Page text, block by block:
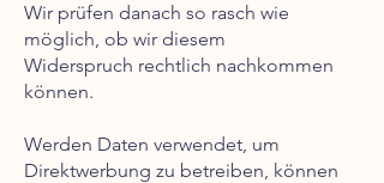
Wir prüfen danach so rasch wie
möglich, ob wir diesem
Widerspruch rechtlich nachkommen
können.
Werden Daten verwendet, um
Direktwerbung zu betreiben, können